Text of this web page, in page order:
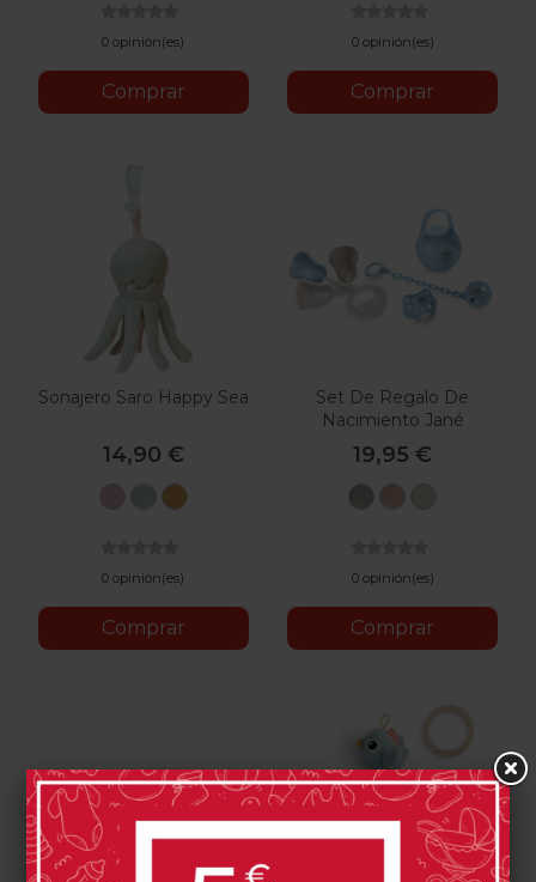
0 opinión(es)
Comprar
0 opinión(es)
Comprar
Sonajero Saro Happy Sea
14,90 €
RosaMentaMostaza
0 opinión(es)
Comprar
Set De Regalo De
Nacimiento Jané
19,95 €
T49
0 opinión(es)
Comprar